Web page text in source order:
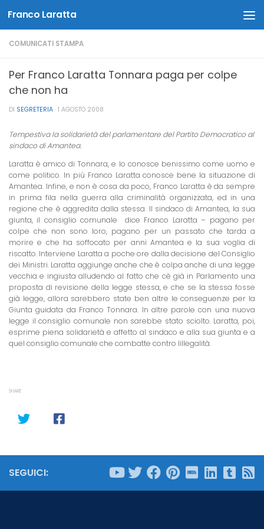
Salta al contenuto
Franco Laratta
COMUNICATI STAMPA
Per Franco Laratta Tonnara paga per colpe
che non ha
DI SEGRETERIA · 1 AGOSTO 2008
Tempestiva la solidarietà del parlamentare del Partito Democratico al
sindaco di Amantea.
Laratta è amico di Tonnara, e lo conosce benissimo come uomo e
come politico. In più Franco Laratta conosce bene la situazione di
Amantea. Infine, e non è cosa da poco, Franco Laratta è da sempre
in prima fila nella guerra alla criminalità organizzata, ed in una
regione che è aggredita dalla stessa. Il sindaco di Amantea, la sua
giunta, il consiglio comunale  dice Franco Laratta – pagano per
colpe che non sono loro, pagano per un passato che tarda a
morire e che ha soffocato per anni Amantea e la sua voglia di
riscatto. Interviene Laratta a poche ore dalla decisione del Consiglio
dei Ministri. Laratta aggiunge anche che è colpa anche di una legge
vecchia e ingiusta alludendo al fatto che cè già in Parlamento una
proposta di revisione della legge stessa, e che se la stessa fosse
già legge, allora sarebbero state ben altre le conseguenze per la
Giunta guidata da Franco Tonnara. In altre parole con una nuova
legge il consiglio comunale non sarebbe stato sciolto. Laratta, poi,
esprime piena solidarietà e affetto al sindaco e alla sua giunta e a
quel consiglio comunale che combatte contro lillegalità.
SHARE
SEGUICI: